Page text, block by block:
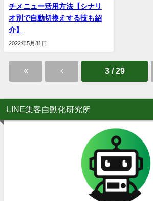
チメニュー活用方法【シナリ
オ別で自動切換えする技も紹
介】
2022年5月31日
3 / 29
LINE集客自動化研究所